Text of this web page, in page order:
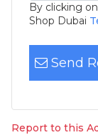
By clicking
Shop Dubai
Send
Report to this